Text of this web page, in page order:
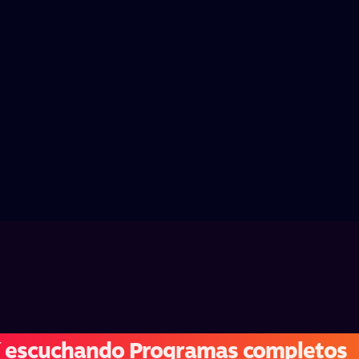
escuchando Programas completos